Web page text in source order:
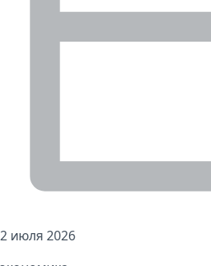
2 июля 2026